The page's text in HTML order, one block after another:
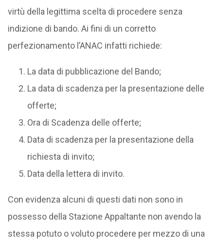
virtù della legittima scelta di procedere senza
indizione di bando. Ai fini di un corretto
perfezionamento l’ANAC infatti richiede:
La data di pubblicazione del Bando;
La data di scadenza per la presentazione delle
offerte;
Ora di Scadenza delle offerte;
Data di scadenza per la presentazione della
richiesta di invito;
Data della lettera di invito.
Con evidenza alcuni di questi dati non sono in
possesso della Stazione Appaltante non avendo la
stessa potuto o voluto procedere per mezzo di una